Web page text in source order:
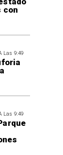
con
Las 9:49
Las 9:49